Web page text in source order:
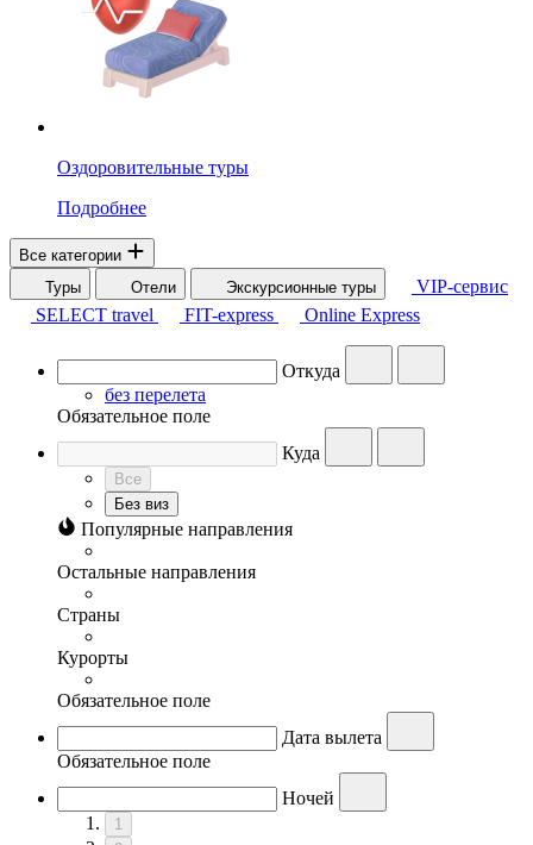
Оздоровительные туры
Подробнее
Все категории
Туры
Отели Экскурсионные туры
VIP-сервис
SELECT travel
FIT-express Online Express
Откуда
без перелета
Обязательное поле
Куда
Все
Без виз
Популярные направления
Остальные направления
Страны
Курорты
Обязательное поле
Дата вылета
Обязательное поле
Ночей
1